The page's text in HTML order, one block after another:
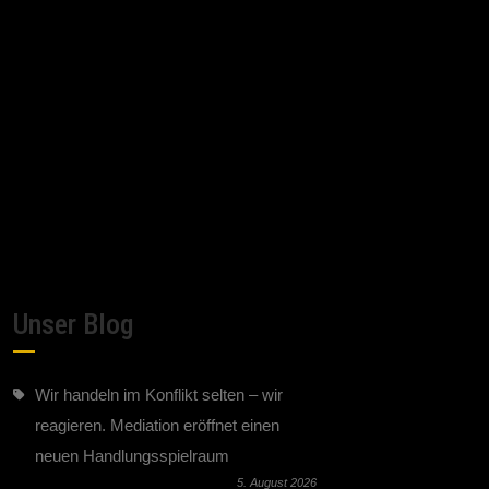
Unser Blog
Wir handeln im Konflikt selten – wir
reagieren. Mediation eröffnet einen
neuen Handlungsspielraum
5. August 2026